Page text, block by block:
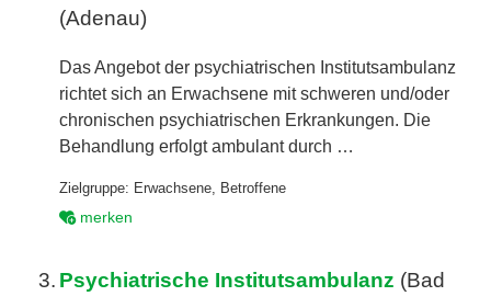
(Adenau)
Das Angebot der psychiatrischen Institutsambulanz
richtet sich an Erwachsene mit schweren und/oder
chronischen psychiatrischen Erkrankungen. Die
Behandlung erfolgt ambulant durch …
Zielgruppe: Erwachsene, Betroffene
merken
3. Psychiatrische Institutsambulanz (Bad